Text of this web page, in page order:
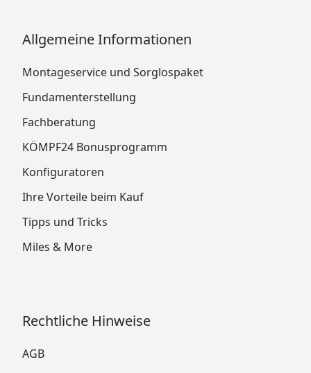
Allgemeine Informationen
Montageservice und Sorglospaket
Fundamenterstellung
Fachberatung
KÖMPF24 Bonusprogramm
Konfiguratoren
Ihre Vorteile beim Kauf
Tipps und Tricks
Miles & More
Rechtliche Hinweise
AGB